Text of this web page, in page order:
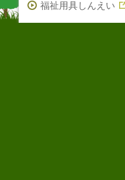
福祉用具しんえい